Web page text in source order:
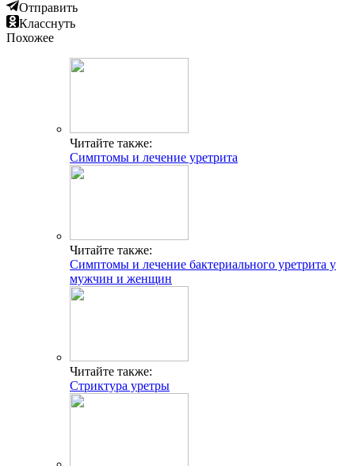
Отправить
Класснуть
Похожее
Читайте также:
Симптомы и лечение уретрита
Читайте также:
Симптомы и лечение бактериального уретрита у
мужчин и женщин
Читайте также:
Стриктура уретры